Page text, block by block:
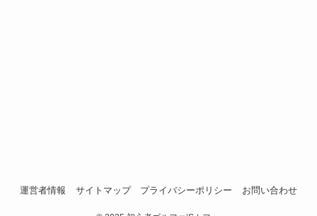
運営者情報 サイトマップ プライバシーポリシー お問い合わせ